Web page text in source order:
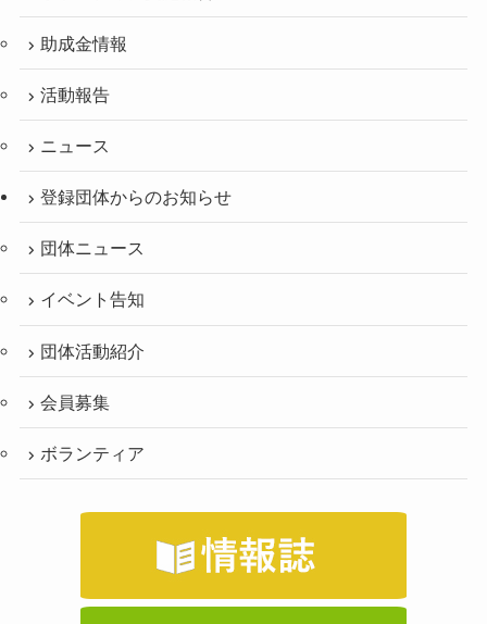
助成金情報
活動報告
ニュース
登録団体からのお知らせ
団体ニュース
イベント告知
団体活動紹介
会員募集
ボランティア